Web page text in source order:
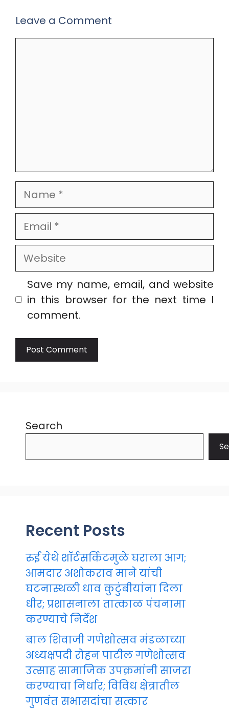
Leave a Comment
Name
Email
Website
Save my name, email, and website
in this browser for the next time I
comment.
Search
Recent Posts
रुई येथे शॉर्टसर्किटमुळे घराला आग;
आमदार अशोकराव माने यांची
घटनास्थळी धाव कुटुंबीयांना दिला
धीर; प्रशासनाला तात्काळ पंचनामा
करण्याचे निर्देश
बाल शिवाजी गणेशोत्सव मंडळाच्या
अध्यक्षपदी रोहन पाटील गणेशोत्सव
उत्साह सामाजिक उपक्रमांनी साजरा
करण्याचा निर्धार; विविध क्षेत्रातील
गुणवंत सभासदांचा सत्कार